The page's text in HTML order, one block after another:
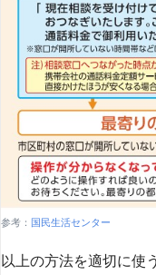
参考： 国民生活センター
以上の方法を適切に使